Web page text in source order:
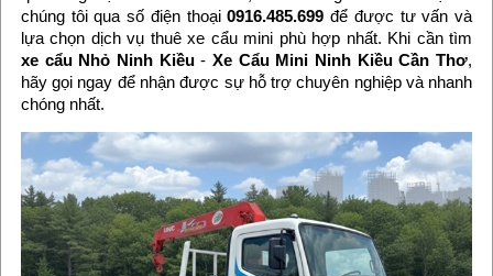
chúng tôi qua số điện thoại0916.485.699 để được tư vấn và
lựa chọn dịch vụ thuê xe cẩu mini phù hợp nhất. Khi cần tìm
xe cẩu Nhỏ Ninh Kiều- Xe Cẩu Mini Ninh Kiều Cần Thơ,
hãy gọi ngay để nhận được sự hỗ trợ chuyên nghiệp và nhanh
chóng nhất.